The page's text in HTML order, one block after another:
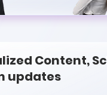
Content,
updates